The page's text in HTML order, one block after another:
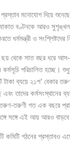
প্রস্তাব মনোযোগ দিয়ে
বণ্টনকে আরও সুশৃঙ্খল
ধর্মমন্ত্রী ও সংশ্লিষ্টদের
থেকে সাত বছর ধরে আস-
কর্মসূচি পরিচালিত হচ্ছে।
টাকা ব্যয়ে ২১শ’ বেকার
এবং তাদের কর্মসংস্থানের
তরুণী গত এক বছরে
সঙ্গে এই আয় আরও
কমিটি গঠনের প্রস্তাবও